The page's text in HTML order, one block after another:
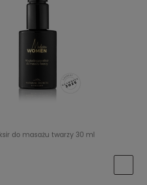
do masażu twarzy 30 ml